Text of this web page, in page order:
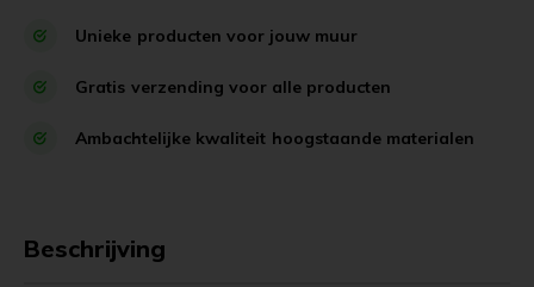
Unieke producten voor jouw muur
Gratis verzending voor alle producten
Ambachtelijke kwaliteit hoogstaande materialen
Beschrijving